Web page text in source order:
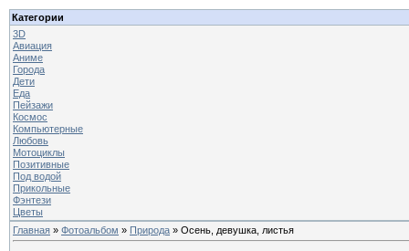
Категории
3D
Авиация
Аниме
Города
Дети
Еда
Пейзажи
Космос
Компьютерные
Любовь
Мотоциклы
Позитивные
Под водой
Прикольные
Фэнтези
Цветы
Главная » Фотоальбом » Природа » Осень, девушка, листья